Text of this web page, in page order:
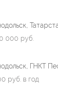
000 руб.
ГНКТ
руб. в год